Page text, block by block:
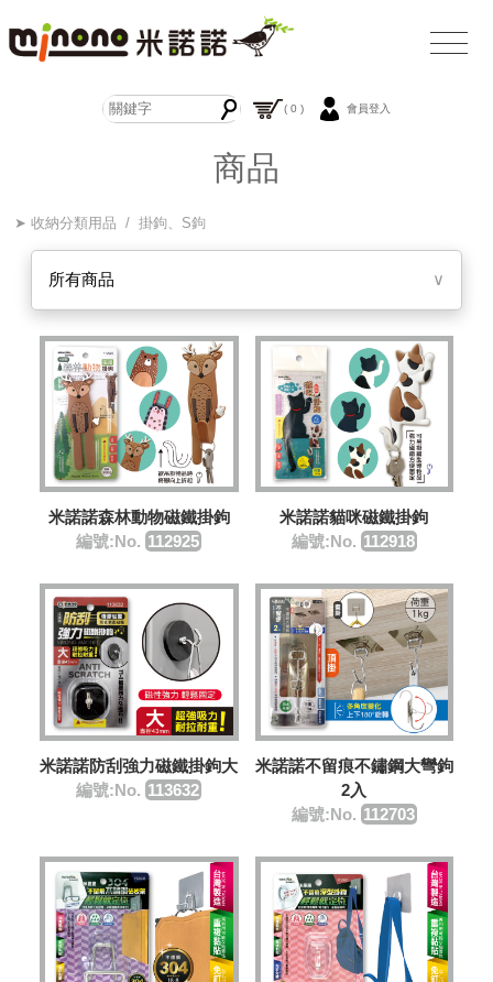
( 0 ) 會員登入
商品
➤ 收納分類用品 / 掛鉤、S鉤
所有商品 ∨
米諾諾森林動物磁鐵掛鉤
編號:No. 112925
米諾諾貓咪磁鐵掛鉤
編號:No. 112918
米諾諾防刮強力磁鐵掛鉤大
編號:No. 113632
米諾諾不留痕不鏽鋼大彎鉤
2入
編號:No. 112703